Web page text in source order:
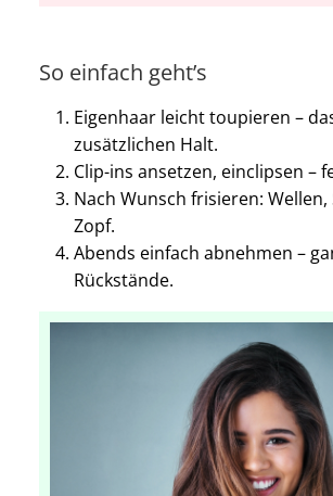
So einfach geht’s
Eigenhaar leicht toupieren –
zusätzlichen Halt.
Clip-ins ansetzen, einclipsen –
Nach Wunsch frisieren: Wellen,
Zopf.
Abends einfach abnehmen –
Rückstände.